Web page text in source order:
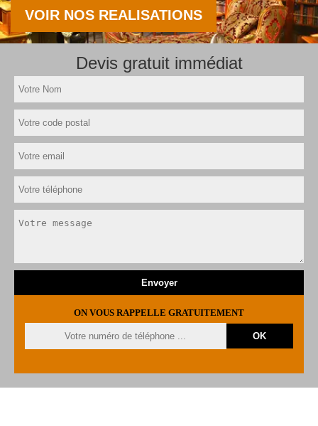
VOIR NOS REALISATIONS
Devis gratuit immédiat
ON VOUS RAPPELLE GRATUITEMENT